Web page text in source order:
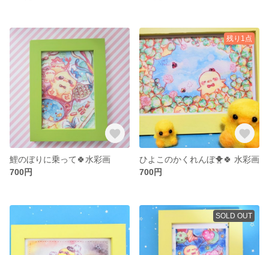
鯉のぼりに乗って🍀水彩画
700円
残り1点
ひよこのかくれんぼ🐥🍀 水彩画
700円
SOLD OUT